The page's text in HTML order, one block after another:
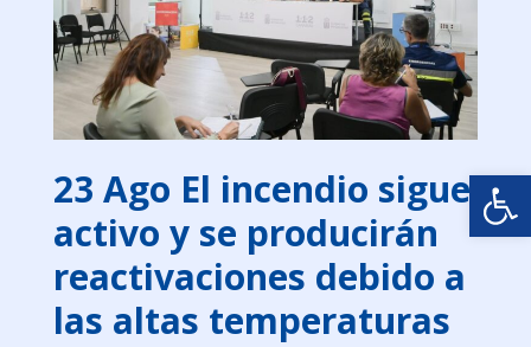
23 Ago El incendio sigue
activo y se producirán
reactivaciones debido a
las altas temperaturas